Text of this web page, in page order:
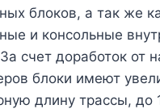
блоков, а так же
и консольные
счет доработок от
блоки имеют
длину трассы, до